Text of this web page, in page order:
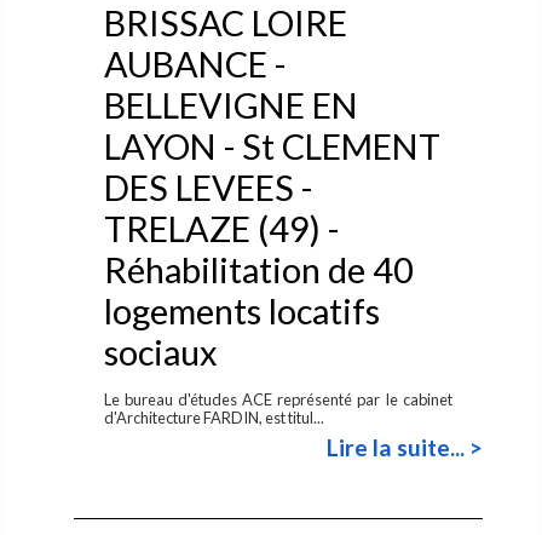
BRISSAC LOIRE
AUBANCE -
BELLEVIGNE EN
LAYON - St CLEMENT
DES LEVEES -
TRELAZE (49) -
Réhabilitation de 40
logements locatifs
sociaux
Le bureau d'études ACE représenté par le cabinet
d'Architecture FARDIN, est titul...
Lire la suite... >